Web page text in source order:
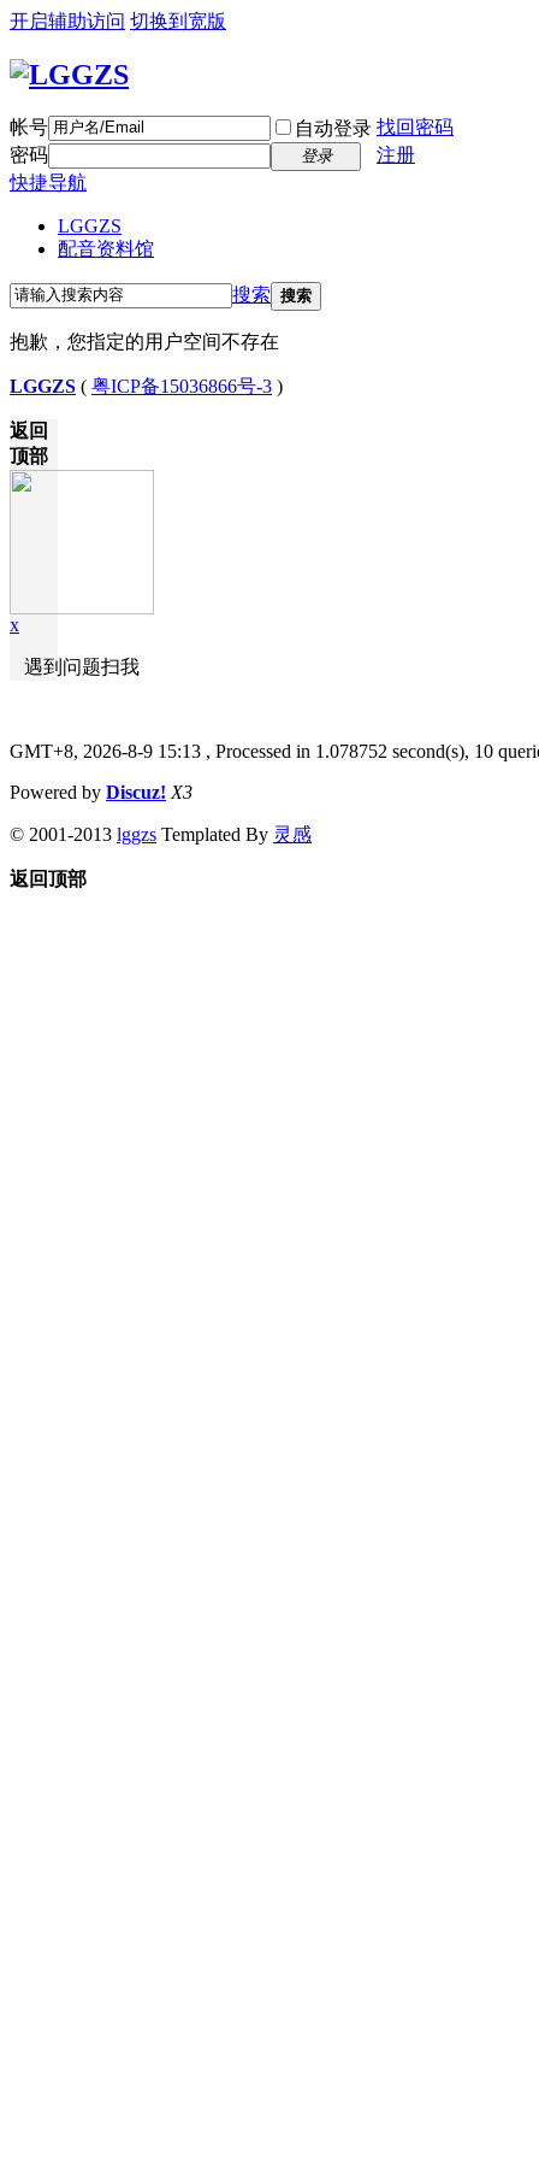
开启辅助访问 切换到宽版
帐号 自动登录 找回密码
密码
登录
注册
快捷导航
LGGZS
配音资料馆
搜索 搜索
抱歉，您指定的用户空间不存在
LGGZS ( 粤ICP备15036866号-3 )
返回
顶部
x
遇到问题扫我
GMT+8, 2026-8-9 15:13 , Processed in 1.078752 second(s), 10
Powered by Discuz! X3
© 2001-2013 lggzs Templated By 灵感
返回顶部